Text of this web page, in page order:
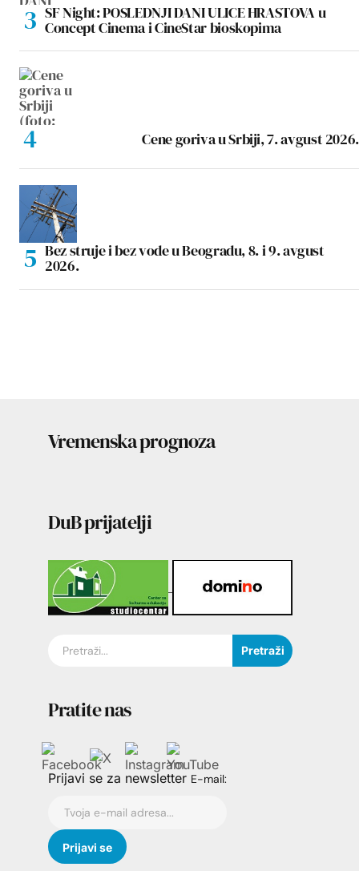
SF Night: POSLEDNJI DANI ULICE HRASTOVA u
Concept Cinema i CineStar bioskopima
Cene goriva u Srbiji, 7. avgust 2026.
Bez struje i bez vode u Beogradu, 8. i 9. avgust
2026.
Vremenska prognoza
DuB prijatelji
Pretraži
Pratite nas
Prijavi se za newsletter E-mail: